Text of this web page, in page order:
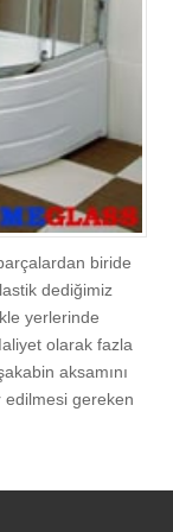
Camı Tamiri
Satışı, Montajı
biride
dediğimiz
yerlerinde
olarak fazla
aksamını
edilmesi gereken